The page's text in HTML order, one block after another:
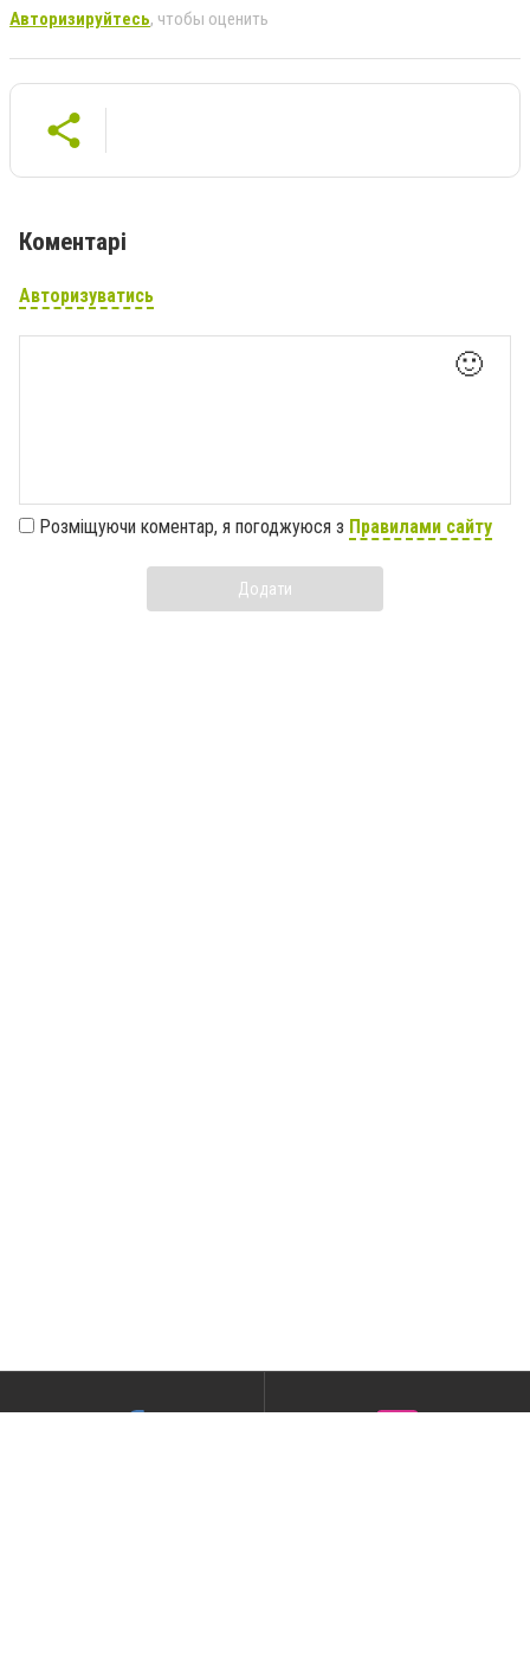
Авторизируйтесь, чтобы оценить
Коментарі
Авторизуватись
🙂
Розміщуючи коментар, я погоджуюся з Правилами сайту
Додати